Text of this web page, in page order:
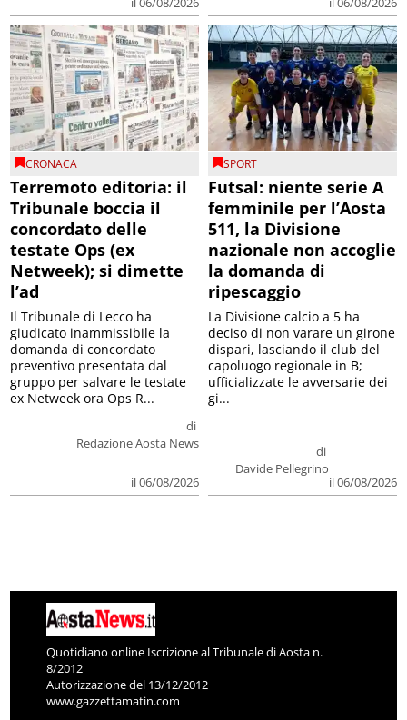
CRONACA
Terremoto editoria: il
Tribunale boccia il
concordato delle
testate Ops (ex
Netweek); si dimette
l’ad
di
Redazione Aosta News
il 06/08/2026
Il Tribunale di Lecco ha
giudicato inammissibile la
domanda di concordato
preventivo presentata dal
gruppo per salvare le testate
ex Netweek ora Ops R...
SPORT
Futsal: niente serie A
femminile per l’Aosta
511, la Divisione
nazionale non accoglie
la domanda di
ripescaggio
di
Davide Pellegrino
il 06/08/2026
La Divisione calcio a 5 ha
deciso di non varare un girone
dispari, lasciando il club del
capoluogo regionale in B;
ufficializzate le avversarie dei
gi...
Quotidiano online Iscrizione al Tribunale di Aosta n.
8/2012
Autorizzazione del 13/12/2012
www.gazzettamatin.com